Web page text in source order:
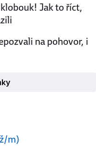
Jak to říct,
na pohovor, i
m)